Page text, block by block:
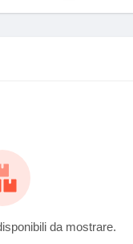
da mostrare.